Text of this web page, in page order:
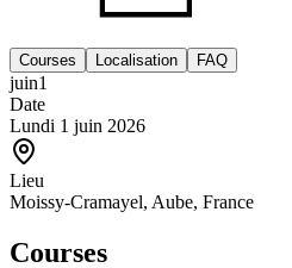
Courses Localisation FAQ
juin1
Date
Lundi 1 juin 2026
Lieu
Moissy-Cramayel, Aube, France
Courses